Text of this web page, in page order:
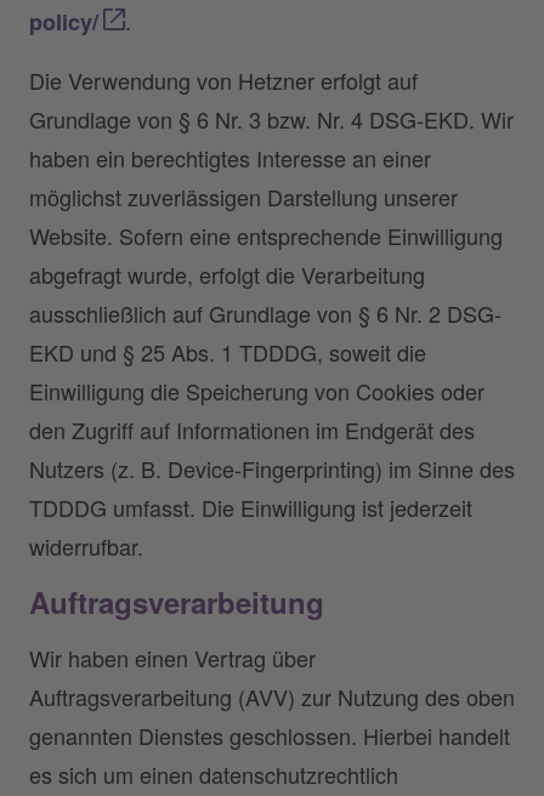
policy/
.
Die Verwendung von Hetzner erfolgt auf
Grundlage von § 6 Nr. 3 bzw. Nr. 4 DSG-EKD. Wir
haben ein berechtigtes Interesse an einer
möglichst zuverlässigen Darstellung unserer
Website. Sofern eine entsprechende Einwilligung
abgefragt wurde, erfolgt die Verarbeitung
ausschließlich auf Grundlage von § 6 Nr. 2 DSG-
EKD und § 25 Abs. 1 TDDDG, soweit die
Einwilligung die Speicherung von Cookies oder
den Zugriff auf Informationen im Endgerät des
Nutzers (z. B. Device-Fingerprinting) im Sinne des
TDDDG umfasst. Die Einwilligung ist jederzeit
widerrufbar.
Auftragsverarbeitung
Wir haben einen Vertrag über
Auftragsverarbeitung (AVV) zur Nutzung des oben
genannten Dienstes geschlossen. Hierbei handelt
es sich um einen datenschutzrechtlich